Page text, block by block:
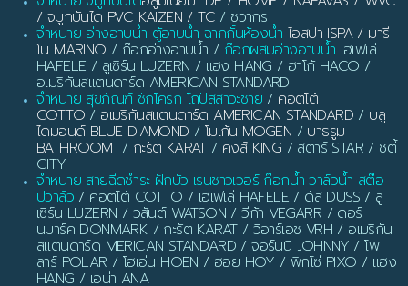
/ จมูกบันได PVC KAIZEN / TC / ชวากร
จำหน่าย อ่างอาบน้ำ ตู้อาบน้ำ ฉากกั้นห้องน้ำ ไอสปา ISPA / มารี
โน MARINO / ก๊อกอ่างอาบน้ำ / ก๊อกผสมอ่างอาบน้ำ เฮเฟเล่
HAFELE / ลูเซิร์น LUZERN / แฮง HANG / ฮาโก้ HACO /
อเมริกันสแตนดาร์ด AMERICAN STANDARD
จำหน่าย สุขภัณฑ์ ชักโครก โถปัสสาวะชาย / คอตโต้
COTTO / อเมริกันสแตนดาร์ด AMERICAN STANDARD / บลู
ไดมอนด์ BLUE DIAMOND / โมเก้น MOGEN / บาธรูม
BATHROOM / กะรัต KARAT/ คิงส์ KING / สตาร์ STAR / ซิตี้
CITY
จำหน่าย สายฉีดชำระ ฝักบัว เรนชาวเวอร์ ก๊อกน้ำ วาล์วน้ำ สต๊อ
ปวาล์ว / คอตโต้ COTTO / เฮเฟเล่ HAFELE / ดัส DUSS / ลู
เซิร์น LUZERN / วสันต์ WATSON / วีก้า VEGARR / ดอร์
นมาร์ค DONMARK / กะรัต KARAT / วีอาร์เอช VRH / อเมริกัน
สแตนดาร์ด MERICAN STANDARD / จอร์นนี JOHNNY / โพ
ลาร์ POLAR / โฮเอ่น HOEN / ฮอย HOY / พิกโซ่ PIXO / แฮง
HANG / เอน่า ANA